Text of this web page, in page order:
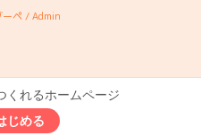
ーペ/Admin
くれるホームページ
じめる